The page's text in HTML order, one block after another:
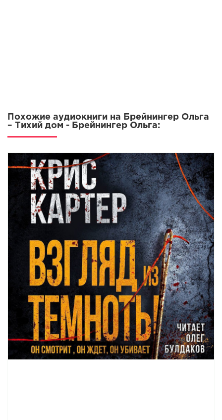
Похожие аудиокниги на Брейнингер Ольга
– Тихий дом - Брейнингер Ольга: